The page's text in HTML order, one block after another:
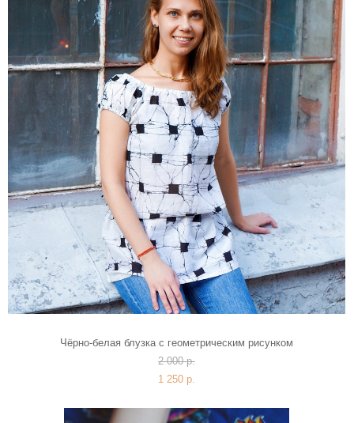
Чёрно-белая блузка с геометрическим рисунком
2 000 p.
1 250 p.